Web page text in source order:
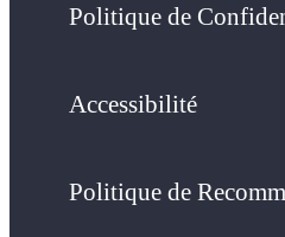
Politique de
Accessibilité
Politique de